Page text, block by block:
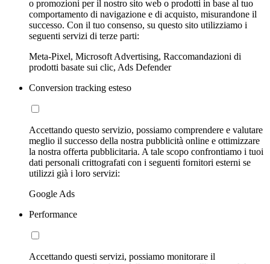
o promozioni per il nostro sito web o prodotti in base al tuo
comportamento di navigazione e di acquisto, misurandone il
successo. Con il tuo consenso, su questo sito utilizziamo i
seguenti servizi di terze parti:
Meta-Pixel, Microsoft Advertising, Raccomandazioni di
prodotti basate sui clic, Ads Defender
Conversion tracking esteso
Accettando questo servizio, possiamo comprendere e valutare
meglio il successo della nostra pubblicità online e ottimizzare
la nostra offerta pubblicitaria. A tale scopo confrontiamo i tuoi
dati personali crittografati con i seguenti fornitori esterni se
utilizzi già i loro servizi:
Google Ads
Performance
Accettando questi servizi, possiamo monitorare il